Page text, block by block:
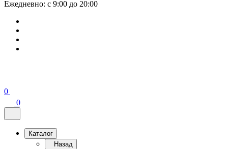
Ежедневно: с 9:00 до 20:00
0
0
Каталог
Назад